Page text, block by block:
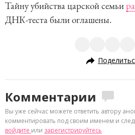
Тайну убийства царской семьи
ДНК-теста были оглашены.
Комментарии
Вы уже сейчас можете ответить автору
комментировать под своим именем и
войдите или зарегистрируйтесь